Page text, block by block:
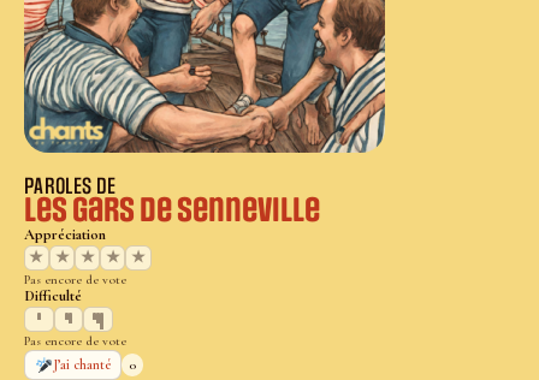
PAROLES DE
Les gars de Senneville
Appréciation
★
★ ★ ★ ★
Pas encore de vote
Difficulté
Pas encore de vote
J’ai chanté
0